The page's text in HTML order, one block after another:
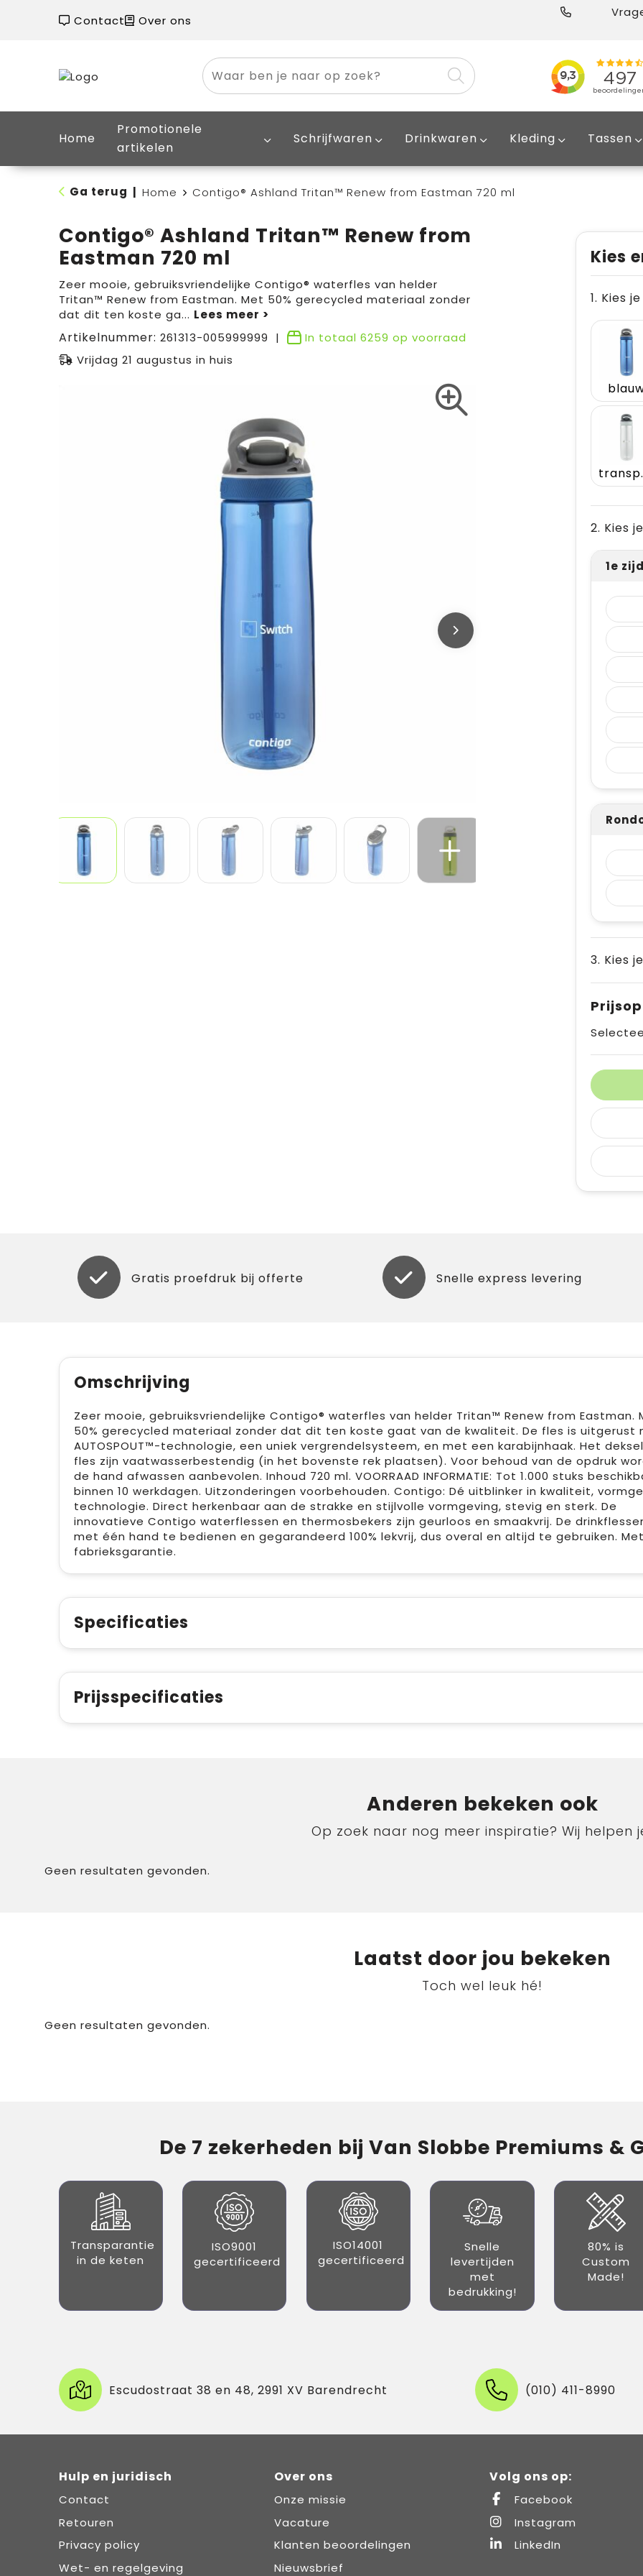
Contact Over ons
Home
Promotionele
artikelen
Schrijfwaren Drinkwaren Kleding Tassen
Ga terug Home Contigo® Ashland Tritan™ Renew from Eastman 720 ml
Contigo® Ashland Tritan™ Renew from
Eastman 720 ml
Zeer mooie, gebruiksvriendelijke Contigo® waterfles van helder
Tritan™ Renew from Eastman. Met 50% gerecycled materiaal zonder
dat dit ten koste ga...
Artikelnummer: 261313-005999999 In totaal 6259 op voorraad
Vrijdag 21 augustus in huis
Kies
1. Kies
2. Kies
1e
3. Kies
Gratis proefdruk bij offerte Snelle express levering
Omschrijving
Zeer mooie, gebruiksvriendelijke Contigo® waterfles van helder Tritan™ Renew from Eastman.
50% gerecycled materiaal zonder dat dit ten koste gaat van de kwaliteit. De fles is uitgerust
AUTOSPOUT™-technologie, een uniek vergrendelsysteem, en met een karabijnhaak. Het
fles zijn vaatwasserbestendig (in het bovenste rek plaatsen). Voor behoud van de opdruk
de hand afwassen aanbevolen. Inhoud 720 ml. VOORRAAD INFORMATIE: Tot 1.000 stuks
binnen 10 werkdagen. Uitzonderingen voorbehouden. Contigo: Dé uitblinker in kwaliteit,
technologie. Direct herkenbaar aan de strakke en stijlvolle vormgeving, stevig en sterk. De
innovatieve Contigo waterflessen en thermosbekers zijn geurloos en smaakvrij. De
met één hand te bedienen en gegarandeerd 100% lekvrij, dus overal en altijd te gebruiken.
fabrieksgarantie.
Specificaties
Prijsspecificaties
Anderen bekeken ook
Op zoek naar nog meer inspiratie? Wij helpen
Geen resultaten gevonden.
Laatst door jou bekeken
Toch wel leuk hé!
Geen resultaten gevonden.
De 7 zekerheden bij Van Slobbe Premiums &
Transparantie
in de keten
ISO9001
gecertificeerd
ISO14001
gecertificeerd
Snelle
levertijden
met
bedrukking!
80% is
Custom
Made!
Escudostraat 38 en 48, 2991 XV Barendrecht (010) 411-8990
Hulp en juridisch
Contact
Retouren
Privacy policy
Wet- en regelgeving
Over ons
Onze missie
Vacature
Klanten beoordelingen
Nieuwsbrief
Volg ons op:
Facebook
Instagram
LinkedIn